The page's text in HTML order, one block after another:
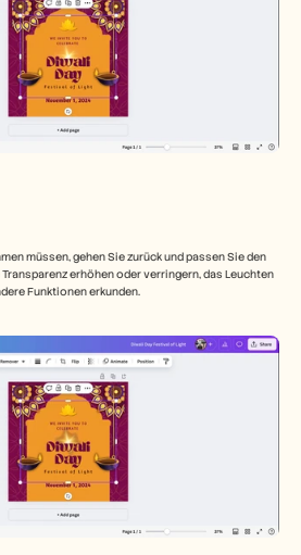
müssen, gehen Sie zurück und passen Sie den
erhöhen oder verringern, das Leuchten
Funktionen erkunden.